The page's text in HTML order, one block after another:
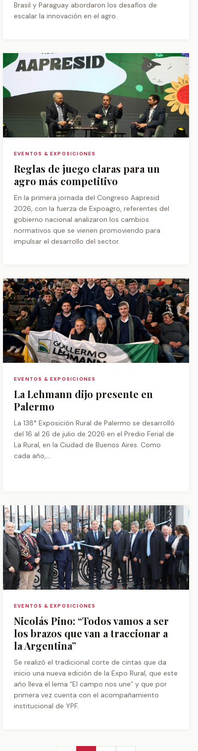
Brasil y Paraguay abordaron los desafíos de
escalar la innovación en el agro.
EVENTOS & EXPOSICIONES
Reglas de juego claras para un
agro más competitivo
En la primera jornada del Congreso Aapresid
2026, con la fuerza de Expoagro, referentes del
gobierno nacional analizaron los cambios
normativos que se vienen promoviendo para
impulsar el desarrollo del sector.
EVENTOS & EXPOSICIONES
La Lehmann dijo presente en
Palermo
La 138° Exposición Rural de Palermo se desarrolló
del 16 al 26 de julio de 2026 en el Predio Ferial de
La Rural, en la Ciudad de Buenos Aires. Como
cada año,...
EVENTOS & EXPOSICIONES
Nicolás Pino: “Todos vamos a ser
los brazos que van a traccionar a
la Argentina”
Se realizó el tradicional corte de cintas que da
inicio una nueva edición de la Expo Rural, que este
año lleva el lema “El campo nos une” y que por
primera vez cuenta con el acompañamiento
institucional de YPF.